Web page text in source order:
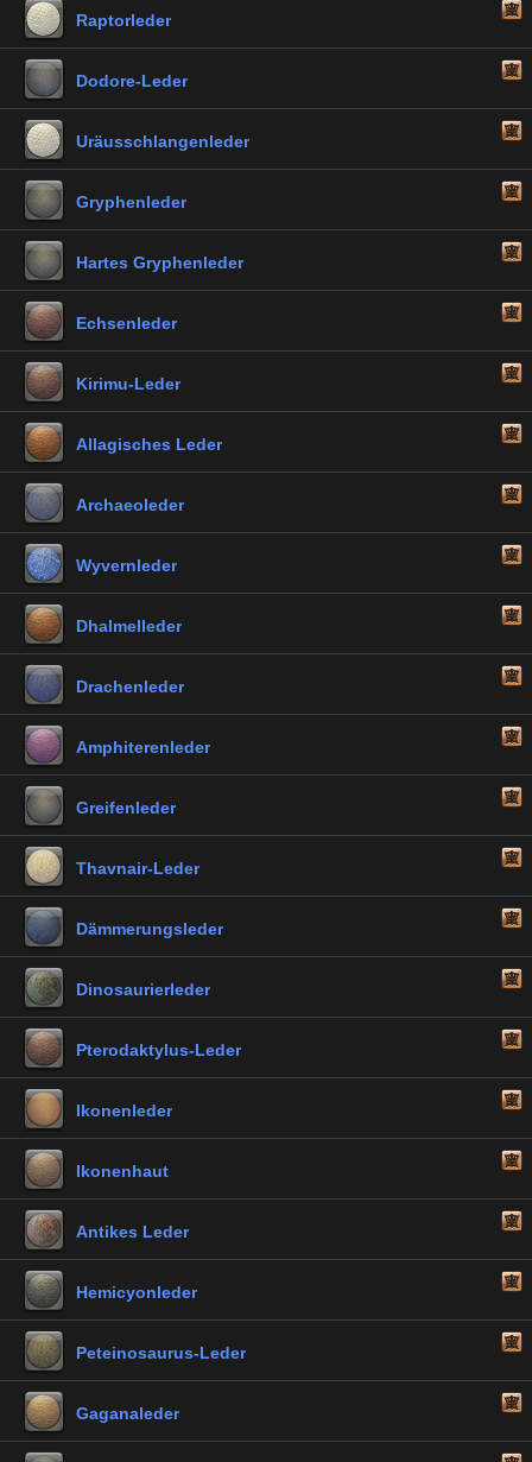
Raptorleder
Dodore-Leder
Uräusschlangenleder
Gryphenleder
Hartes Gryphenleder
Echsenleder
Kirimu-Leder
Allagisches Leder
Archaeoleder
Wyvernleder
Dhalmelleder
Drachenleder
Amphiterenleder
Greifenleder
Thavnair-Leder
Dämmerungsleder
Dinosaurierleder
Pterodaktylus-Leder
Ikonenleder
Ikonenhaut
Antikes Leder
Hemicyonleder
Peteinosaurus-Leder
Gaganaleder